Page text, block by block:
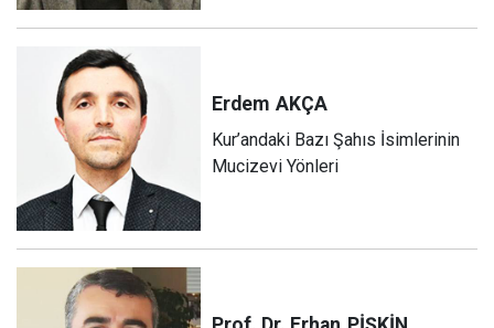
Erdem AKÇA
Kur’andaki Bazı Şahıs İsimlerinin
Mucizevi Yönleri